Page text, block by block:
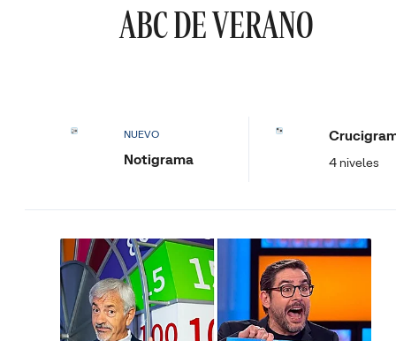
ABC DE VERANO
NUEVO
Notigrama 4 niveles